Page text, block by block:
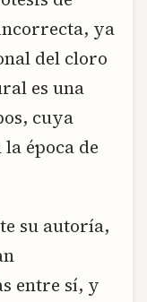
ya
del cloro
es una
cuya
época de
su autoría,
entre sí, y